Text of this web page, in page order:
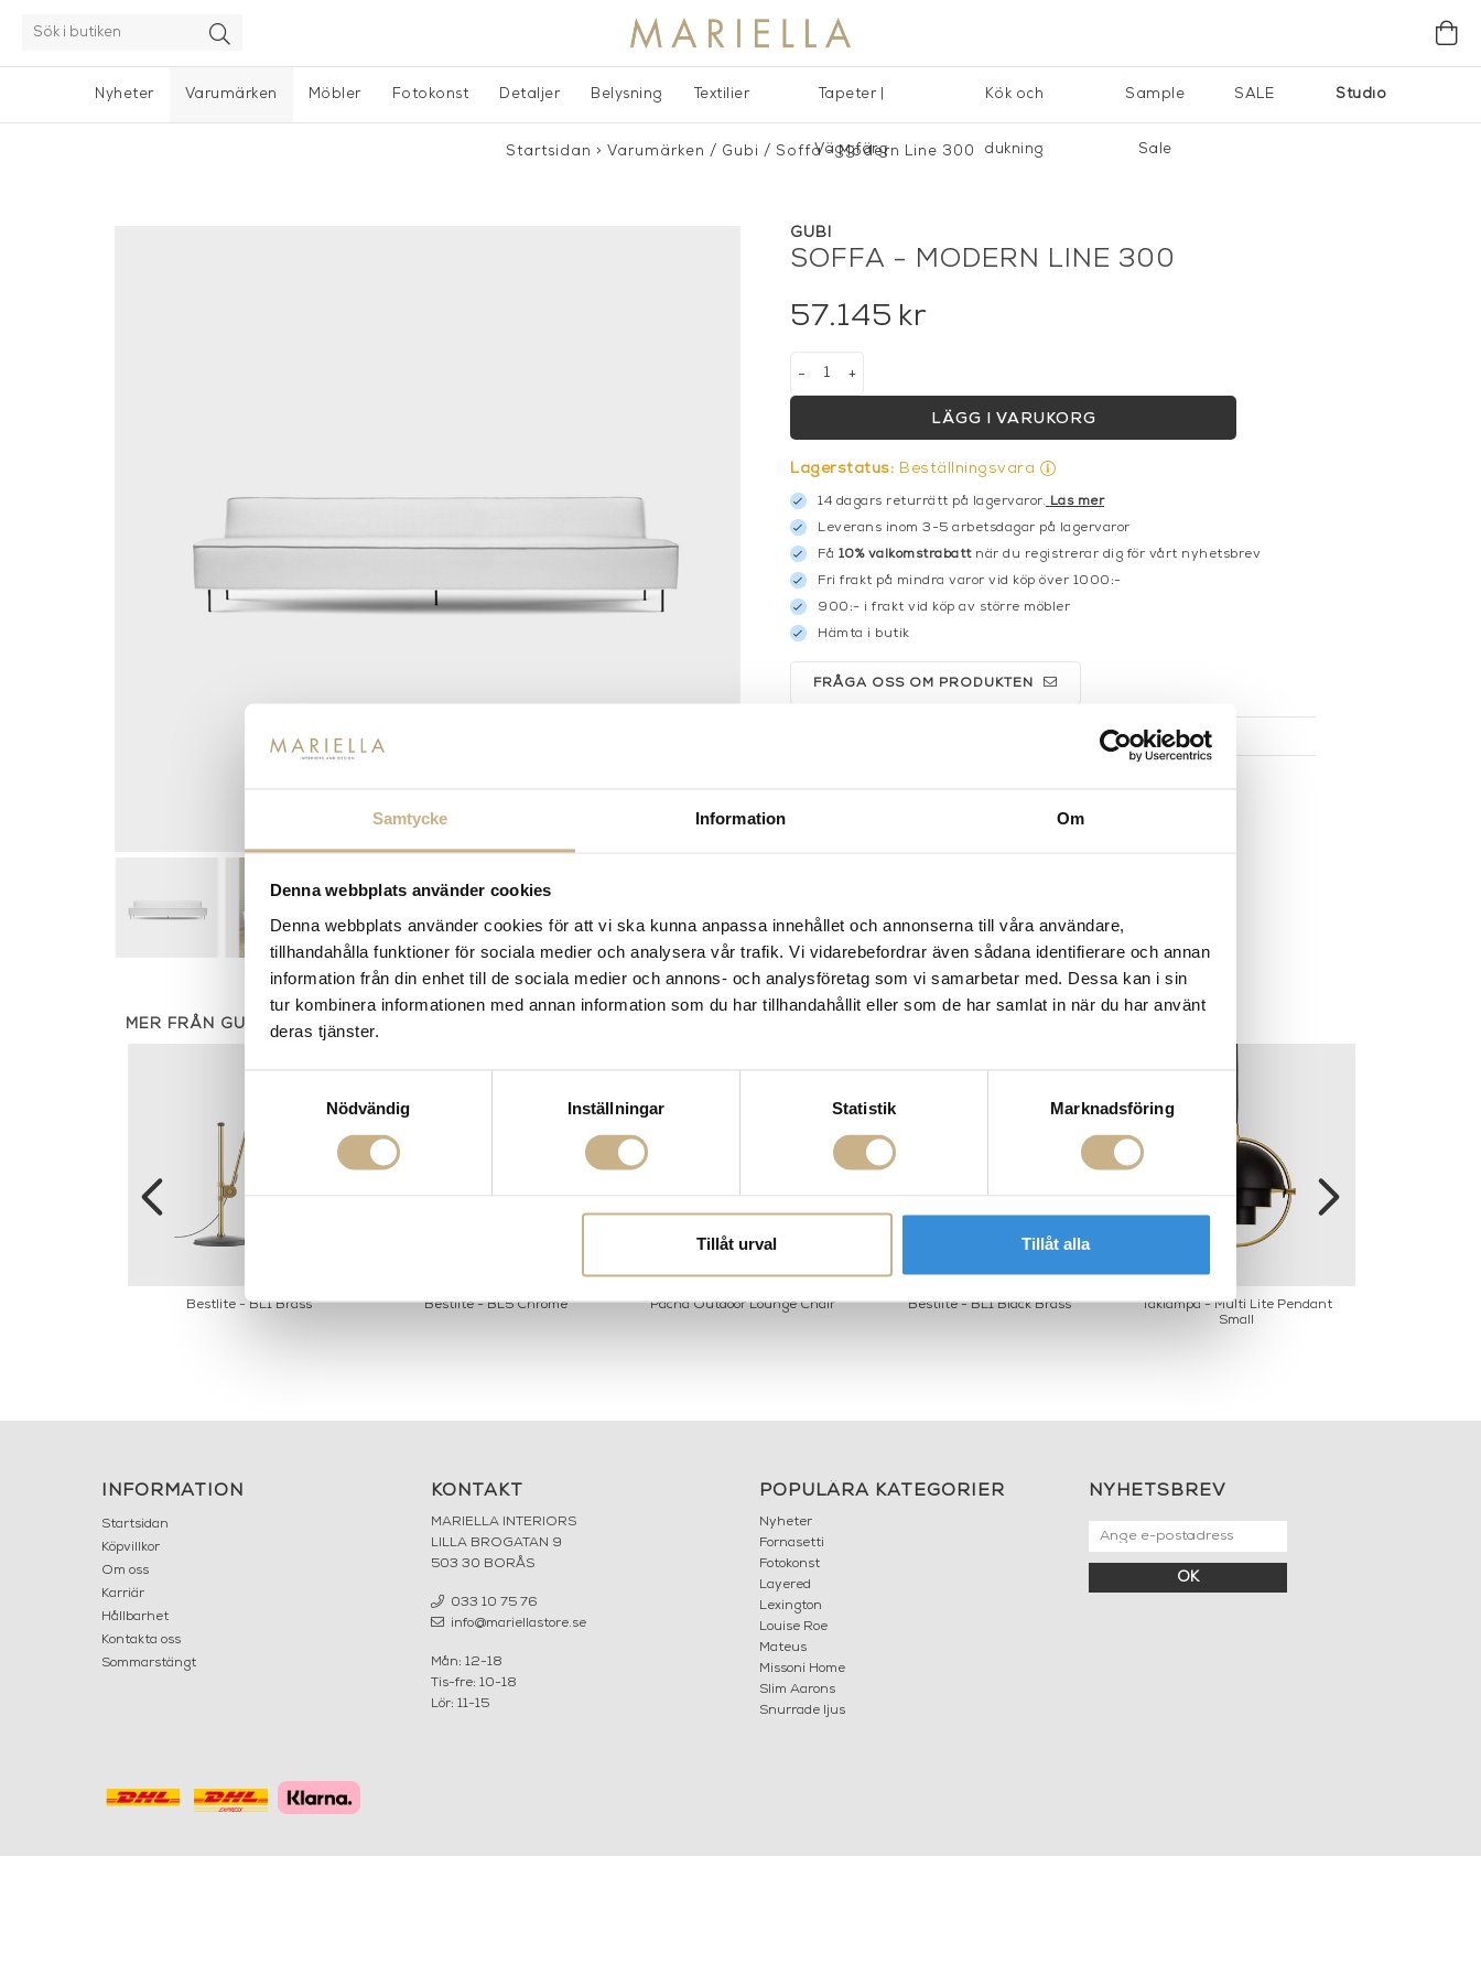
Samtycke Information Om
Denna webbplats använder cookies
Denna webbplats använder cookies för att vi ska kunna anpassa innehållet och annonserna till våra användare,
tillhandahålla funktioner för sociala medier och analysera vår trafik. Vi vidarebefordrar även sådana identifierare och annan
information från din enhet till de sociala medier och annons- och analysföretag som vi samarbetar med. Dessa kan i sin
tur kombinera informationen med annan information som du har tillhandahållit eller som de har samlat in när du har använt
deras tjänster.
Nödvändig
Inställningar Statistik Marknadsföring
Tillåt urval Tillåt alla
Nyheter Studio
Varumärken Möbler Fotokonst Detaljer Belysning Textilier Tapeter |
Väggfärg
Kök och
dukning
Sample
Sale
SALE
Startsidan > Varumärken / Gubi / Soffa - Modern Line 300
GUBI
SOFFA - MODERN LINE 300
57.145 kr
+
-
LÄGG I VARUKORG
Lagerstatus: Beställningsvara
14 dagars returrätt på lagervaror. Läs mer
Leverans inom 3-5 arbetsdagar på lagervaror
Få 10% välkomstrabattnär du registrerar dig för vårt nyhetsbrev
Fri frakt på mindra varor vid köp över 1000:-
900:- i frakt vid köp av större möbler
Hämta i butik
FRÅGA OSS OM PRODUKTEN
MER FRÅN GUBI
Bestlite - BL1 Brass Bestlite - BL5 Chrome Pacha Outdoor Lounge Chair Bestlite - BL1 Black Brass
Taklampa - Multi Lite Pendant
Small
INFORMATION
Startsidan
Köpvillkor
Om oss
Karriär
Hållbarhet
Kontakta oss
Sommarstängt
KONTAKT
MARIELLA INTERIORS
LILLA BROGATAN 9
503 30 BORÅS
033 10 75 76
info@mariellastore.se
Mån: 12-18
Tis-fre: 10-18
Lör: 11-15
POPULÄRA KATEGORIER
Nyheter
Fornasetti
Fotokonst
Layered
Lexington
Louise Roe
Mateus
Missoni Home
Slim Aarons
Snurrade ljus
NYHETSBREV
OK